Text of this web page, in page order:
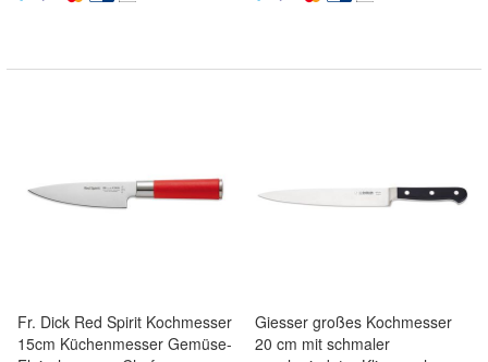
Fr. Dick Red Spirit Kochmesser
15cm Küchenmesser Gemüse-
Giesser großes Kochmesser
20 cm mit schmaler